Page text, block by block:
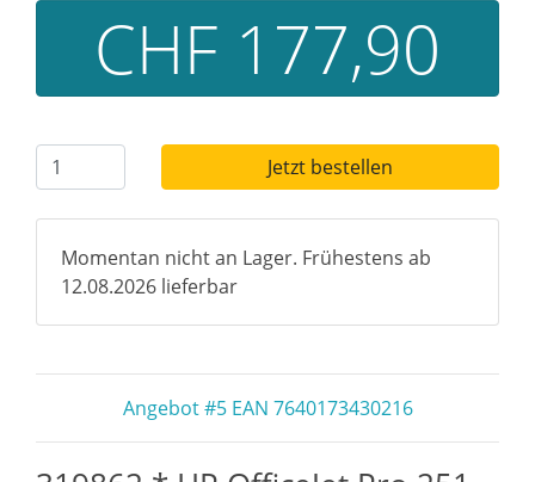
CHF 177,90
Jetzt bestellen
Momentan nicht an Lager. Frühestens ab
12.08.2026 lieferbar
Angebot #5 EAN 7640173430216